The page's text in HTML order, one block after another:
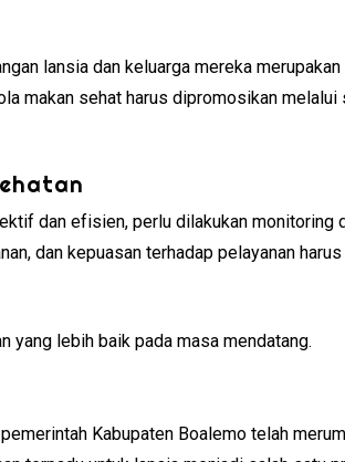
lansia dan keluarga mereka
makan sehat harus dipromosikan
dan efisien, perlu dilakukan monitoring
dan kepuasan terhadap pelayanan
yang lebih baik pada masa mendatang.
Kabupaten Boalemo telah